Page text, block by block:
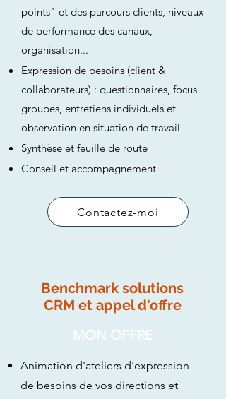
points" et des parcours clients, niveaux
de performance des canaux,
organisation...
Expression de besoins (client &
collaborateurs) : questionnaires, focus
groupes, entretiens individuels et
observation en situation de travail
Synthèse et feuille de route
Conseil et accompagnement
Contactez-moi
Benchmark solutions
CRM et appel d'offre
MON OFFRE
Animation d'ateliers d'expression
de besoins de vos directions et